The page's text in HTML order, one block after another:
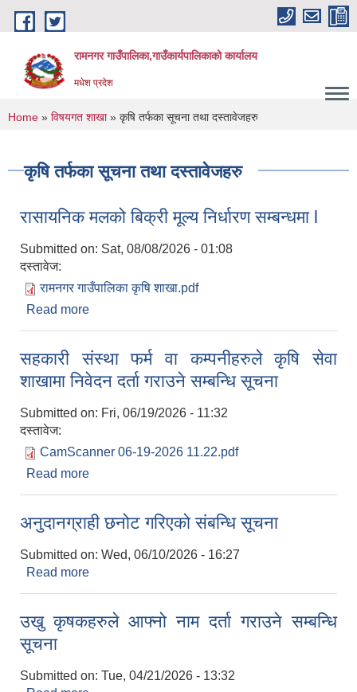
Skip to main content
रामनगर गाउँपालिका,गाउँकार्यपालिकाको कार्यालय
मधेश प्रदेश
You are here
Home » विषयगत शाखा» कृषि तर्फका सूचना तथा दस्तावेजहरु
कृषि तर्फका सूचना तथा दस्तावेजहरु
रासायनिक मलको बिक्री मूल्य निर्धारण सम्बन्धमा l
Submitted on: Sat, 08/08/2026 - 01:08
दस्तावेज:
रामनगर गाउँपालिका कृषि शाखा.pdf
Read more
सहकारी संस्था फर्म वा कम्पनीहरुले कृषि सेवा
शाखामा निवेदन दर्ता गराउने सम्बन्धि सूचना
Submitted on: Fri, 06/19/2026 - 11:32
दस्तावेज:
CamScanner 06-19-2026 11.22.pdf
Read more
अनुदानग्राही छनोट गरिएको संबन्धि सूचना
Submitted on: Wed, 06/10/2026 - 16:27
Read more
उखु कृषकहरुले आफ्नो नाम दर्ता गराउने सम्बन्धि
सूचना
Submitted on: Tue, 04/21/2026 - 13:32